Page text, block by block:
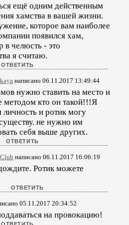
ещё одним действенным
хамства в вашей жизни.
которое вам наиболее
появился хам,
в челюсть - это
я считаю.
написано 06.11.2017 13:49:44
нужно ставить на место и
методом кто он такой!!!Я
и ротик могу
не нужно им
себя выше других.
написано 06.11.2017 16:06:19
Ротик можете
05.11.2017 20:34:52
на провокацию!